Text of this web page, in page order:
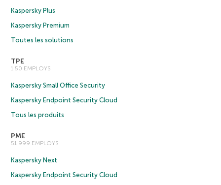
Kaspersky Plus
Kaspersky Premium
Toutes les solutions
TPE
1 50 EMPLOYS
Kaspersky Small Office Security
Kaspersky Endpoint Security Cloud
Tous les produits
PME
51 999 EMPLOYS
Kaspersky Next
Kaspersky Endpoint Security Cloud